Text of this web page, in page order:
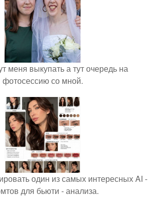
меня выкупать а тут очередь на
фотосессию со мной.
один из самых интересных AI -
для бьюти - анализа.